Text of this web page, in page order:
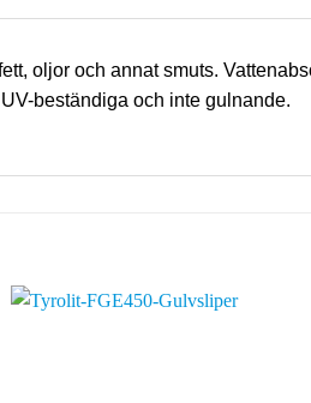
oljor och annat smuts.
beständiga och inte gulnande.